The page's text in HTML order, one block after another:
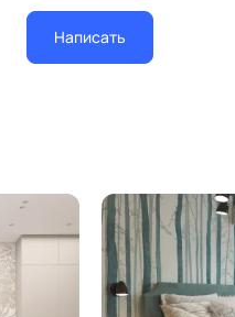
Написать